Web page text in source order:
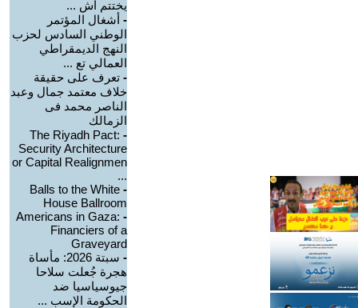
يختتم أش ...
- أشغال المؤتمر
الوطني السادس لحزب
النهج الديمقراطي
العمالي تع ...
- تعرف على حقيقة
خلاف معتمد جمال وعبد
الناصر محمد فى
الزمالك
-
The Riyadh Pact:
Security Architecture
or Capital Realignmen
...
-
Balls to the White
House Ballroom
-
Americans in Gaza:
Financiers of a
Graveyard
-
سبتة 2026: مأساة
هجرة جُعلت سلاحا
جيوسياسيا ضد
الحكومة الإسب ...